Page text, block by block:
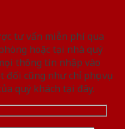
tư vấn miễn phí qua
hoặc tại nhà quý
thông tin nhập vào
cũng như chỉ phục vụ
quý khách tại đây.